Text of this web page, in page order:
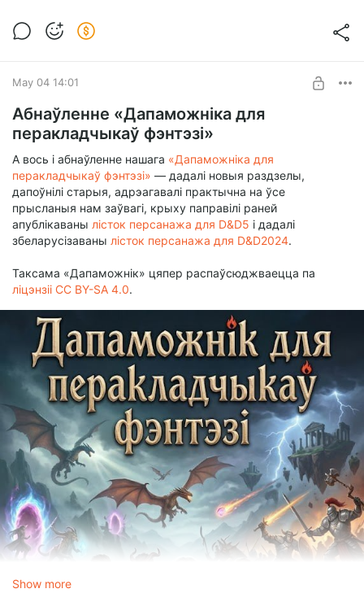
May 04 14:01
Абнаўленне «Дапаможніка для
перакладчыкаў фэнтэзі»
А вось і абнаўленне нашага «Дапаможніка для
перакладчыкаў фэнтэзі» — дадалі новыя раздзелы,
дапоўнілі старыя, адрэагавалі практычна на ўсе
прысланыя нам заўвагі, крыху паправілі раней
апублікаваны лісток персанажа для D&D5 і дадалі
збеларусізаваны лісток персанажа для D&D2024.
Таксама «Дапаможнік» цяпер распаўсюджваецца па
ліцэнзіі CC BY-SA 4.0.
Show more